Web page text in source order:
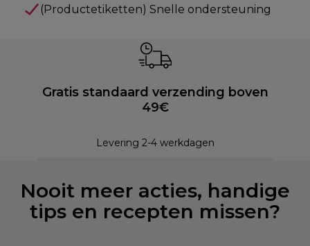
(Productetiketten) Snelle ondersteuning
Gratis standaard verzending boven
49€
Levering 2-4 werkdagen
Nooit meer acties, handige
tips en recepten missen?